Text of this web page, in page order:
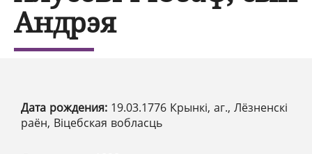
Андрэя
Дата рождения: 19.03.1776 Крынкі, аг., Лёзненскі
раён, Віцебская вобласць